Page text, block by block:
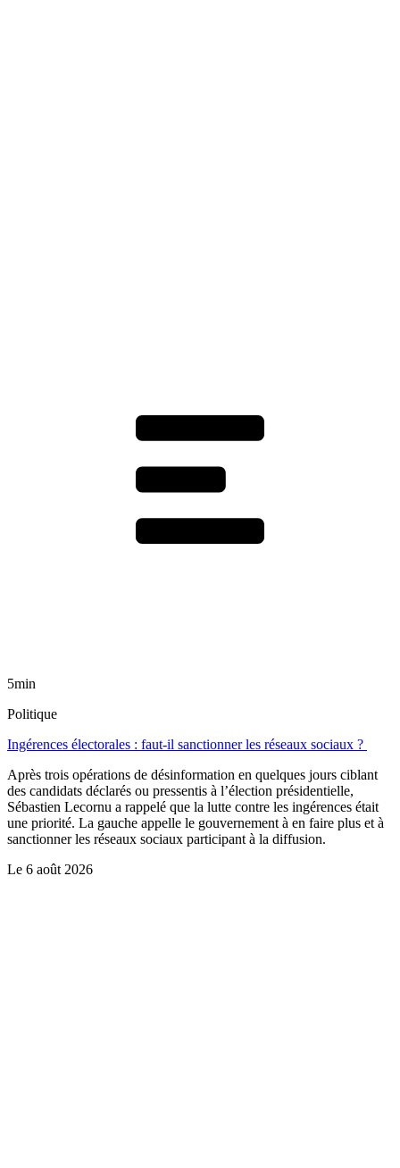
5min
Politique
Ingérences électorales : faut-il sanctionner les réseaux sociaux ?
Après trois opérations de désinformation en quelques jours ciblant
des candidats déclarés ou pressentis à l’élection présidentielle,
Sébastien Lecornu a rappelé que la lutte contre les ingérences était
une priorité. La gauche appelle le gouvernement à en faire plus et à
sanctionner les réseaux sociaux participant à la diffusion.
Le 6 août 2026